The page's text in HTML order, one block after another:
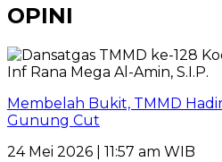
OPINI
Membelah Bukit, TMMD
Gunung Cut
24 Mei 2026 | 11:57 am WIB